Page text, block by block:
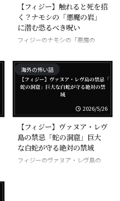
【フィジー】触れると死を招
く？ナモシの「悪魔の岩」
に潜む恐るべき呪い
フィジーのナモシの「悪魔の
る呪われた岩
海外の怖い話
2026/5/26
【フィジー】ヴァヌア・レヴ
島の禁忌「蛇の洞窟」巨大
な白蛇が守る絶対の禁域
フィジーのヴァヌア・レヴ島の